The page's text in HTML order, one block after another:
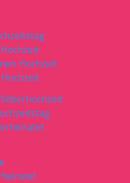
Hochzeit
Hochzeit
Silberhochzeit